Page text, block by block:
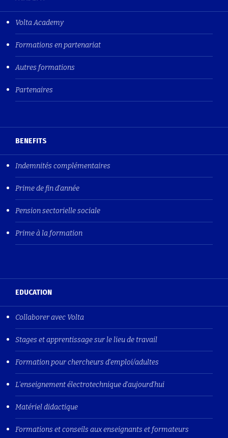
Volta Academy
Formations en partenariat
Autres formations
Partenaires
BENEFITS
Indemnités complémentaires
Prime de fin d'année
Pension sectorielle sociale
Prime à la formation
EDUCATION
Collaborer avec Volta
Stages et apprentissage sur le lieu de travail
Formation pour chercheurs d'emploi/adultes
L'enseignement électrotechnique d'aujourd'hui
Matériel didactique
Formations et conseils aux enseignants et formateurs